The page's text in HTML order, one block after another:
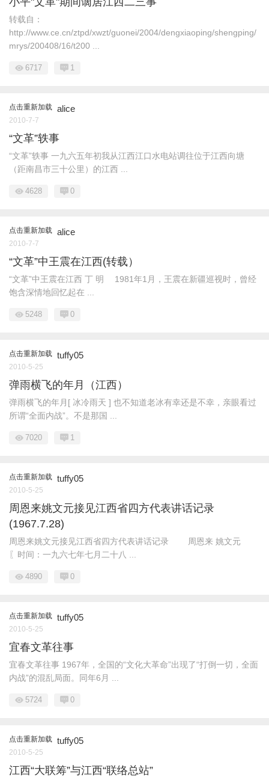
转载自：
http://www.ce.cn/ztpd/xwzt/guonei/2004/dengxiaoping/shengping/
mrys/200408/16/t200 ...
6717 1
点击重新加载 alice
2010-7-7
“文革”轶事
“文革”轶事 一九六五年初我从江西江口水电站调往位于江西向塘
（距南昌市三十公里）的江西 ...
4628 0
点击重新加载 alice
2010-7-7
“文革”中王震在江西(转载）
“文革”中王震在江西 丁 明 1981年1月，王震在新疆巡视时，曾经
饱含深情地回忆起在 ...
5248 0
点击重新加载 tuffy05
2010-5-25
弹雨横飞的年月（江西）
弹雨横飞的年月[ 冰冷雨天 ] 也不知道老冰有幸还是不幸，亲眼看过
所谓“全面内战”。不是那国 ...
7020 1
点击重新加载 tuffy05
2010-5-25
周恩来姚文元接见江西省四方代表讲话记录
(1967.7.28)
周恩来姚文元接见江西省四方代表讲话记录 周恩来 姚文元
〖时间：一九六七年七月二十八 ...
4890 0
点击重新加载 tuffy05
2010-5-25
宜春文革往事
宜春文革往事 1967年，全国的“文化大革命”出现了“打倒一切，全面
内战”的混乱局面。同年6月 ...
5724 0
点击重新加载 tuffy05
2010-5-25
江西“大联筹”与江西“联络总站”